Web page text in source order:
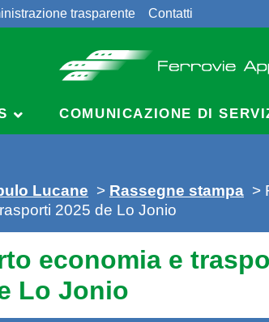
trasparente Contatti
COMUNICAZIONE DI
Lucane > Rassegne stampa >
2025 de Lo Jonio
economia e
Lo Jonio